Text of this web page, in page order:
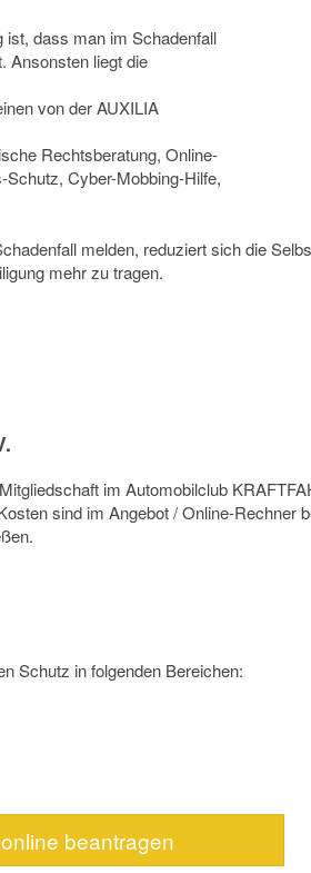
ist, dass man im Schadenfall
Ansonsten liegt die
von der AUXILIA
Rechtsberatung, Online-
Cyber-Mobbing-Hilfe,
melden, reduziert sich die
mehr zu tragen.
im Automobilclub
sind im Angebot / Online-Rechner
Schutz in folgenden Bereichen:
beantragen